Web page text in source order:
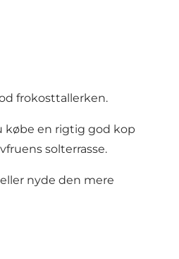
frokosttallerken.
købe en rigtig god kop
solterrasse.
nyde den mere